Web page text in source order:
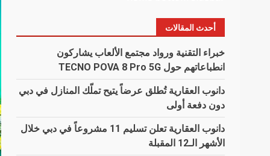
أحدث المقالات
خبراء التقنية ورواد مجتمع الألعاب يشاركون
انطباعاتهم حول TECNO POVA 8 Pro 5G
دانوب العقارية تُطلق عرضاً يتيح تملّك المنازل في دبي
دون دفعة أولى
دانوب العقارية تعلن تسليم 11 مشروعاً في دبي خلال
الأشهر الـ12 المقبلة